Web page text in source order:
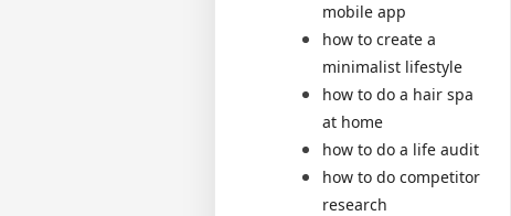
mobile app
how to create a
minimalist lifestyle
how to do a hair spa
at home
how to do a life audit
how to do competitor
research